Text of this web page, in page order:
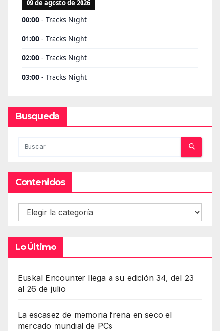
Busqueda
Contenidos
Contenidos
Lo Último
Euskal Encounter llega a su edición 34, del 23
al 26 de julio
La escasez de memoria frena en seco el
mercado mundial de PCs